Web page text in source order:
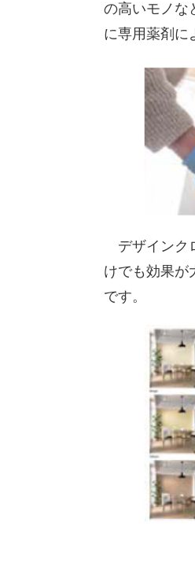
の高いモノな
に専用薬剤に
デザインク
けでも効果が
です。